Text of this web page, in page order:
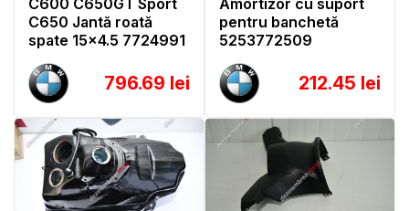
C650 Jantă roată
spate 15x4.5 7724991
796.69 lei
pentru banchetă
5253772509
212.45 lei